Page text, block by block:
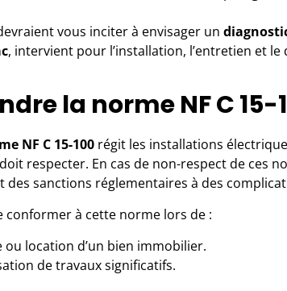
vous inciter à envisager un
, intervient pour l’installation, l’entretien et le
la norme NF C 15-
NF C 15-100 régit les installations
respecter. En cas de non-respect de ces
des sanctions réglementaires à des
conformer à cette norme lors de :
ou location d’un bien immobilier.
de travaux significatifs.